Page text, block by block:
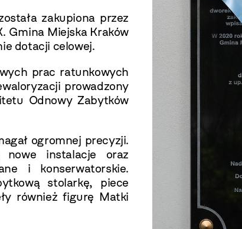
zakupiona przez
Gmina Miejska Kraków
dotacji celowej.
prac ratunkowych
prowadzony
Odnowy Zabytków
ogromnej precyzji.
nowe instalacje oraz
i konserwatorskie.
stolarkę, piece
również figurę Matki